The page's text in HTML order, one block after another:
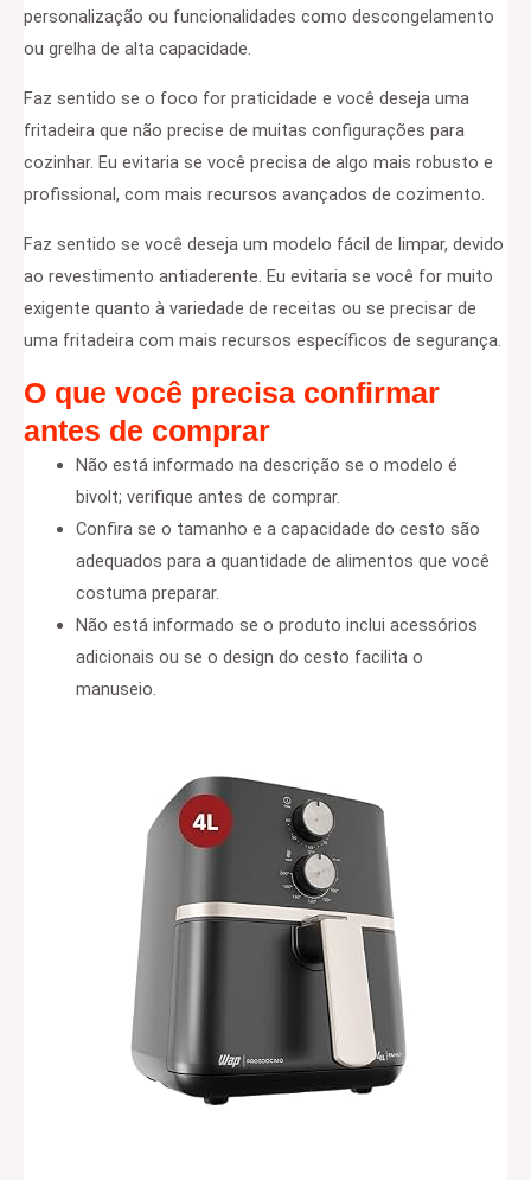
personalização ou funcionalidades como descongelamento
ou grelha de alta capacidade.
Faz sentido se o foco for praticidade e você deseja uma
fritadeira que não precise de muitas configurações para
cozinhar. Eu evitaria se você precisa de algo mais robusto e
profissional, com mais recursos avançados de cozimento.
Faz sentido se você deseja um modelo fácil de limpar, devido
ao revestimento antiaderente. Eu evitaria se você for muito
exigente quanto à variedade de receitas ou se precisar de
uma fritadeira com mais recursos específicos de segurança.
O que você precisa confirmar
antes de comprar
Não está informado na descrição se o modelo é
bivolt; verifique antes de comprar.
Confira se o tamanho e a capacidade do cesto são
adequados para a quantidade de alimentos que você
costuma preparar.
Não está informado se o produto inclui acessórios
adicionais ou se o design do cesto facilita o
manuseio.